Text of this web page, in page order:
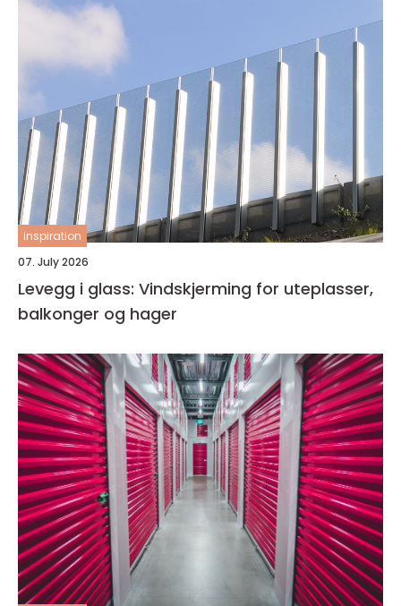
inspiration
07. July 2026
Levegg i glass: Vindskjerming for uteplasser,
balkonger og hager